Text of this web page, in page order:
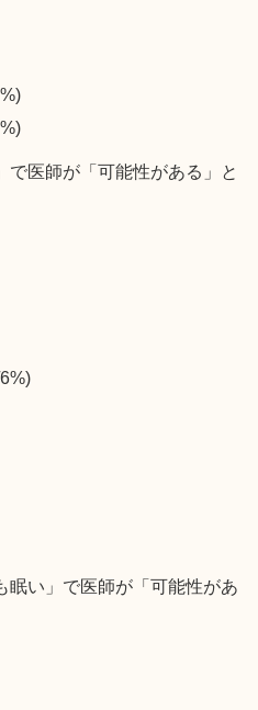
医師が「可能性がある」と
眠い」で医師が「可能性があ